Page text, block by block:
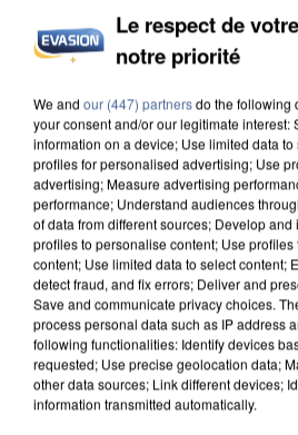
COULÉE DE BOUE EN
Le respect de
notre priorité
We and our (447) partnersdo the following
your consent and/or our legitimate interest:
information on a device; Use limited data
profiles for personalised advertising; Use
advertising; Measure advertising
performance; Understand audiences
of data from different sources; Develop
profiles to personalise content; Use
content; Use limited data to select content;
detect fraud, and fix errors; Deliver and
Save and communicate privacy choices.
process personal data such as IP address
following functionalities: Identify devices
requested; Use precise geolocation data;
other data sources; Link different devices;
information transmitted automatically.